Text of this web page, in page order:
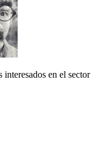
en el sector